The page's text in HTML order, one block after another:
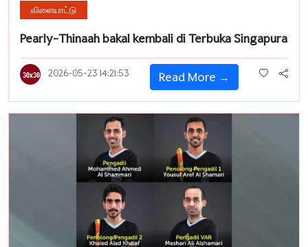
விளையாட்டு
Pearly-Thinaah bakal kembali di Terbuka Singapura
2026-05-23 14:21:53 Read More →